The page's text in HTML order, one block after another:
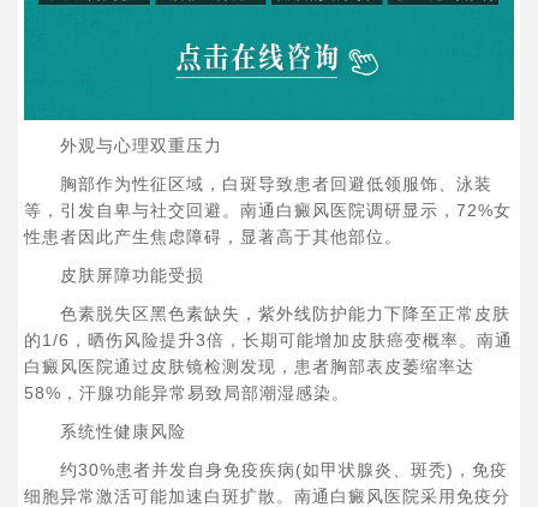
​外观与心理双重压力​
胸部作为性征区域，白斑导致患者回避低领服饰、泳装
等，引发自卑与社交回避。南通白癜风医院调研显示，72%女
性患者因此产生焦虑障碍，显著高于其他部位。
​皮肤屏障功能受损​
色素脱失区黑色素缺失，紫外线防护能力下降至正常皮肤
的1/6，晒伤风险提升3倍，长期可能增加皮肤癌变概率。南通
白癜风医院通过皮肤镜检测发现，患者胸部表皮萎缩率达
58%，汗腺功能异常易致局部潮湿感染。
​系统性健康风险​
约30%患者并发自身免疫疾病​(如甲状腺炎、斑秃)，免疫
细胞异常激活可能加速白斑扩散。南通白癜风医院采用免疫分